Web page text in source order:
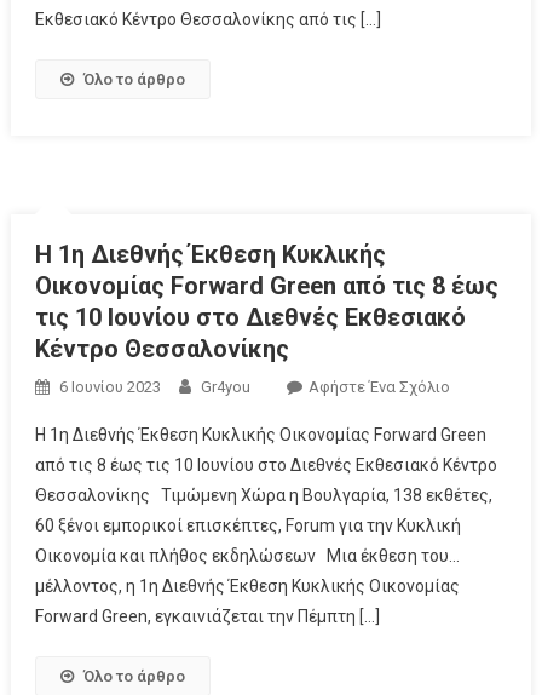
Εκθεσιακό Κέντρο Θεσσαλονίκης από τις […]
Όλο το άρθρο
Η 1η Διεθνής Έκθεση Κυκλικής
Οικονομίας Forward Green από τις 8 έως
τις 10 Ιουνίου στο Διεθνές Εκθεσιακό
Κέντρο Θεσσαλονίκης
6 Ιουνίου 2023 Gr4you Αφήστε Ένα Σχόλιο
Η 1η Διεθνής Έκθεση Κυκλικής Οικονομίας Forward Green
από τις 8 έως τις 10 Ιουνίου στο Διεθνές Εκθεσιακό Κέντρο
Θεσσαλονίκης Τιμώμενη Χώρα η Βουλγαρία, 138 εκθέτες,
60 ξένοι εμπορικοί επισκέπτες, Forum για την Κυκλική
Οικονομία και πλήθος εκδηλώσεων Μια έκθεση του…
μέλλοντος, η 1η Διεθνής Έκθεση Κυκλικής Οικονομίας
Forward Green, εγκαινιάζεται την Πέμπτη […]
Όλο το άρθρο